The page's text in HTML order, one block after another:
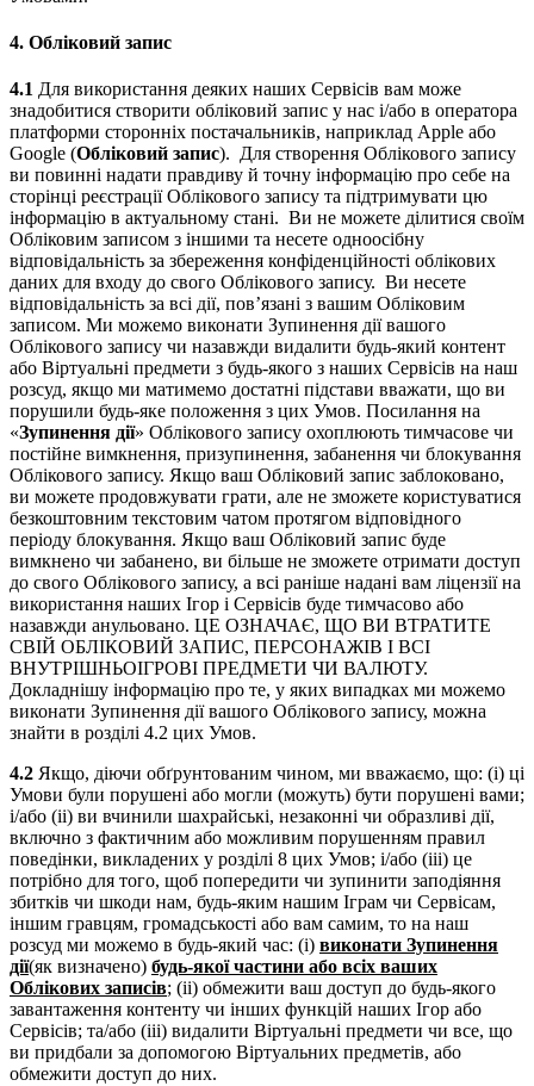
4. Обліковий запис
4.1 Для використання деяких наших Сервісів вам може
знадобитися створити обліковий запис у нас і/або в оператора
платформи сторонніх постачальників, наприклад Apple або
Google (Обліковий запис). Для створення Облікового запису
ви повинні надати правдиву й точну інформацію про себе на
сторінці реєстрації Облікового запису та підтримувати цю
інформацію в актуальному стані. Ви не можете ділитися своїм
Обліковим записом з іншими та несете одноосібну
відповідальність за збереження конфіденційності облікових
даних для входу до свого Облікового запису. Ви несете
відповідальність за всі дії, пов’язані з вашим Обліковим
записом. Ми можемо виконати Зупинення дії вашого
Облікового запису чи назавжди видалити будь-який контент
або Віртуальні предмети з будь-якого з наших Сервісів на наш
розсуд, якщо ми матимемо достатні підстави вважати, що ви
порушили будь-яке положення з цих Умов. Посилання на
«Зупинення дії» Облікового запису охоплюють тимчасове чи
постійне вимкнення, призупинення, забанення чи блокування
Облікового запису. Якщо ваш Обліковий запис заблоковано,
ви можете продовжувати грати, але не зможете користуватися
безкоштовним текстовим чатом протягом відповідного
періоду блокування. Якщо ваш Обліковий запис буде
вимкнено чи забанено, ви більше не зможете отримати доступ
до свого Облікового запису, а всі раніше надані вам ліцензії на
використання наших Ігор і Сервісів буде тимчасово або
назавжди анульовано. ЦЕ ОЗНАЧАЄ, ЩО ВИ ВТРАТИТЕ
СВІЙ ОБЛІКОВИЙ ЗАПИС, ПЕРСОНАЖІВ І ВСІ
ВНУТРІШНЬОІГРОВІ ПРЕДМЕТИ ЧИ ВАЛЮТУ.
Докладнішу інформацію про те, у яких випадках ми можемо
виконати Зупинення дії вашого Облікового запису, можна
знайти в розділі 4.2 цих Умов.
4.2 Якщо, діючи обґрунтованим чином, ми вважаємо, що: (i) ці
Умови були порушені або могли (можуть) бути порушені вами;
і/або (ii) ви вчинили шахрайські, незаконні чи образливі дії,
включно з фактичним або можливим порушенням правил
поведінки, викладених у розділі 8 цих Умов; і/або (iii) це
потрібно для того, щоб попередити чи зупинити заподіяння
збитків чи шкоди нам, будь-яким нашим Іграм чи Сервісам,
іншим гравцям, громадськості або вам самим, то на наш
розсуд ми можемо в будь-який час: (i) виконати Зупинення
дії(як визначено) будь-якої частини або всіх ваших
Облікових записів; (ii) обмежити ваш доступ до будь-якого
завантаження контенту чи інших функцій наших Ігор або
Сервісів; та/або (iii) видалити Віртуальні предмети чи все, що
ви придбали за допомогою Віртуальних предметів, або
обмежити доступ до них.